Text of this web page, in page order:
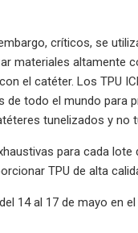
críticos, se
materiales altamente
el catéter. Los TPU
todo el mundo
tunelizados y no
para cada
TPU de alta
14 al 17 de mayo en